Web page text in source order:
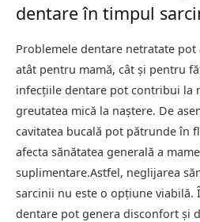
dentare în timpul
Problemele dentare netratate pot
atât pentru mamă, cât și pentru
infecțiile dentare pot contribui la
greutatea mică la naștere. De
cavitatea bucală pot pătrunde în
afecta sănătatea generală a
suplimentare.Astfel, neglijarea
sarcinii nu este o opțiune viabilă.
dentare pot genera disconfort și